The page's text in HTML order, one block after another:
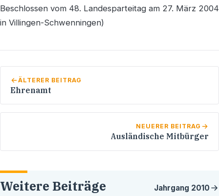
Beschlossen vom 48. Landesparteitag am 27. März 2004
in Villingen-Schwenningen)
ÄLTERER BEITRAG
Ehrenamt
NEUERER BEITRAG
Ausländische Mitbürger
Weitere Beiträge Jahrgang 2010